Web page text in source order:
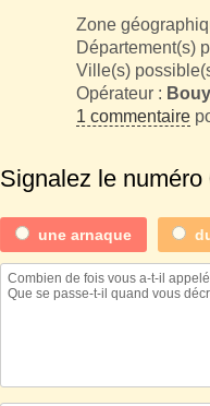
Zone
Département(s)
Ville(s)
Opérateur :
1 commentaire
Signalez le numéro
une arnaque